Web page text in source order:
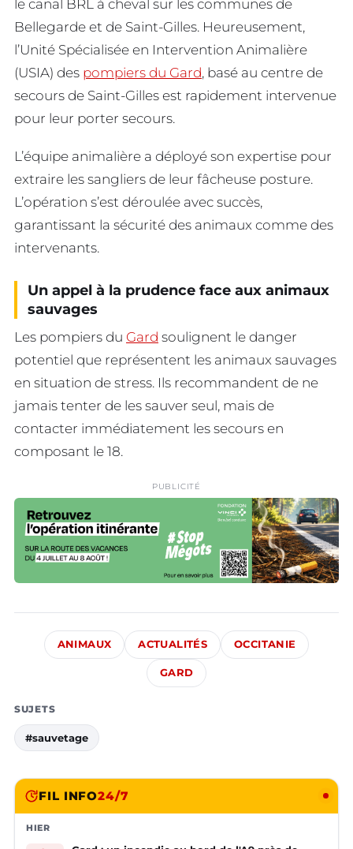
le canal BRL à cheval sur les communes de
Bellegarde et de Saint-Gilles. Heureusement,
l’Unité Spécialisée en Intervention Animalière
(USIA) des pompiers du Gard, basé au centre de
secours de Saint-Gilles est rapidement intervenue
pour leur porter secours.
L’équipe animalière a déployé son expertise pour
extraire les sangliers de leur fâcheuse posture.
L’opération s’est déroulée avec succès,
garantissant la sécurité des animaux comme des
intervenants.
Un appel à la prudence face aux animaux
sauvages
Les pompiers du Gard soulignent le danger
potentiel que représentent les animaux sauvages
en situation de stress. Ils recommandent de ne
jamais tenter de les sauver seul, mais de
contacter immédiatement les secours en
composant le 18.
PUBLICITÉ
ANIMAUX ACTUALITÉS OCCITANIE
GARD
SUJETS
#sauvetage
FIL INFO24/7
HIER